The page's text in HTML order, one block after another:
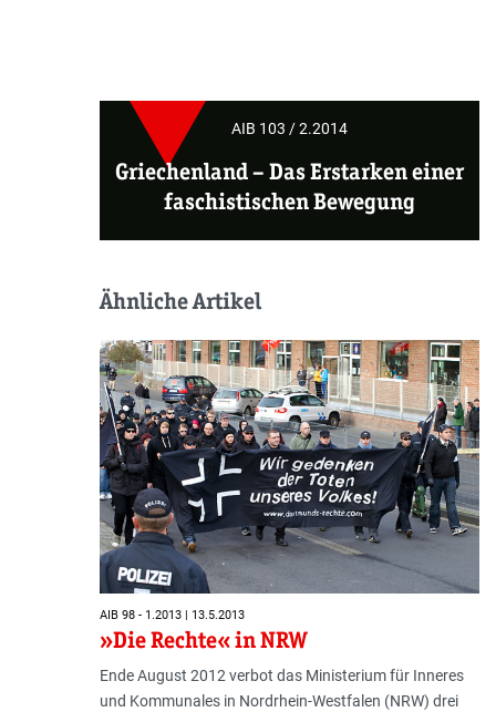
AIB 103 / 2.2014
Griechenland– Das Erstarken einer
faschistischen Bewegung
Ähnliche Artikel
AIB 98 - 1.2013 | 13.5.2013
»Die Rechte« in NRW
Ende August 2012 verbot das Ministerium für Inneres
und Kommunales in Nordrhein-Westfalen (NRW) drei